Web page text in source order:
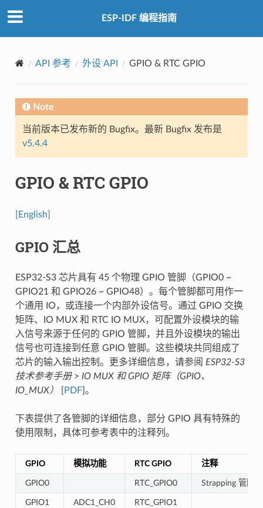
ESP-IDF 编程指南
API 参考 外设 API GPIO & RTC GPIO
Note
当前版本已发布新的 Bugfix。最新 Bugfix 发布是
v5.4.4
GPIO & RTC GPIO
[English]
GPIO 汇总
ESP32-S3 芯片具有 45 个物理 GPIO 管脚（GPIO0 ~
GPIO21 和 GPIO26 ~ GPIO48）。每个管脚都可用作一
个通用 IO，或连接一个内部外设信号。通过 GPIO 交换
矩阵、IO MUX 和 RTC IO MUX，可配置外设模块的输
入信号来源于任何的 GPIO 管脚，并且外设模块的输出
信号也可连接到任意 GPIO 管脚。这些模块共同组成了
芯片的输入输出控制。更多详细信息，请参阅 ESP32-S3
技术参考手册> IO MUX 和 GPIO 矩阵（GPIO、
IO_MUX）
PDF]。
下表提供了各管脚的详细信息，部分 GPIO 具有特殊的
使用限制，具体可参考表中的注释列。
GPIO 模拟功能 RTC GPIO 注释
GPIO0 RTC_GPIO0 Strapping 管脚
GPIO1 ADC1_CH0 RTC_GPIO1